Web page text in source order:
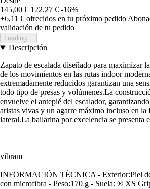
145,00 € 122,27 € -16%
+6,11 € ofrecidos en tu próximo pedido
validación de tu pedido
Loading...
Descripción
Zapato de escalada diseñado para maximizar
de los movimientos en las rutas indoor
extremadamente reducidos garantizan una
todo tipo de presas y volúmenes.La
envuelve el antepié del escalador,
aristas vivas y un agarre máximo incluso en la
lateral.La bailarina por excelencia se presenta
vibram
INFORMACIÓN TÉCNICA - Exterior:Piel
con microfibra - Peso:170 g - Suela: ® XS